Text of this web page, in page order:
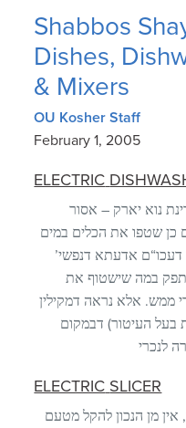
Shabbos
Dishes,
& Mixers
OU Kosher Staff
February 1, 2005
ELECTRIC
נוא יארק – אסור
כן שטפו את הכלים במים
אדעתא דנפשי’
במה שישטוף את
ממש. אלא נראה דמקילין
בעל העיטור) דבמקום
ELECTRIC SLICER
מן הנכון להקל מטעם